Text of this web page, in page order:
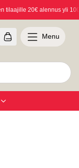
20€ alennus yli
Menu